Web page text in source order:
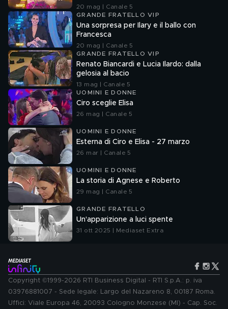
20 mag | Canale 5
GRANDE FRATELLO VIP
Una sorpresa per Ilary e il ballo con
Francesca
20 mag | Canale 5
GRANDE FRATELLO VIP
Renato Biancardi e Lucia Ilardo: dalla
gelosia al bacio
13 mag | Canale 5
UOMINI E DONNE
Ciro sceglie Elisa
26 mag | Canale 5
UOMINI E DONNE
Esterna di Ciro e Elisa - 27 marzo
26 mar | Canale 5
UOMINI E DONNE
La storia di Agnese e Roberto
29 mag | Canale 5
GRANDE FRATELLO
Un'apparizione a luci spente
31 ott 2025 | Mediaset Extra
Copyright ©1999-2026 RTI Business Digital - RTI S.p.A.: p. iva
03976881007 - Sede legale: Largo del Nazareno 8, 00187 Roma.
Uffici: Viale Europa 46, 20093 Cologno Monzese (MI) - Cap. Soc.